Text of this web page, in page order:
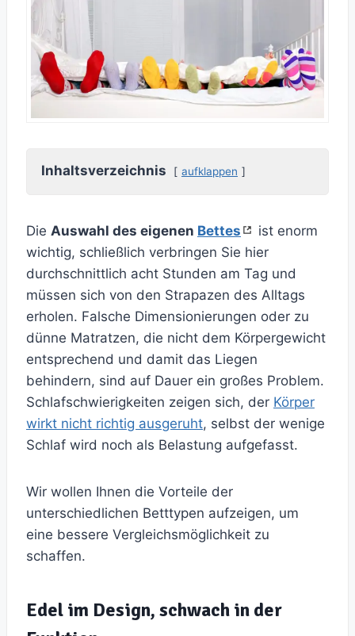
Inhaltsverzeichnis aufklappen
Die Auswahl des eigenen Bettes
ist enorm
wichtig, schließlich verbringen Sie hier
durchschnittlich acht Stunden am Tag und
müssen sich von den Strapazen des Alltags
erholen. Falsche Dimensionierungen oder zu
dünne Matratzen, die nicht dem Körpergewicht
entsprechend und damit das Liegen
behindern, sind auf Dauer ein großes Problem.
Schlafschwierigkeiten zeigen sich, der Körper
wirkt nicht richtig ausgeruht, selbst der wenige
Schlaf wird noch als Belastung aufgefasst.
Wir wollen Ihnen die Vorteile der
unterschiedlichen Betttypen aufzeigen, um
eine bessere Vergleichsmöglichkeit zu
schaffen.
Edel im Design, schwach in der